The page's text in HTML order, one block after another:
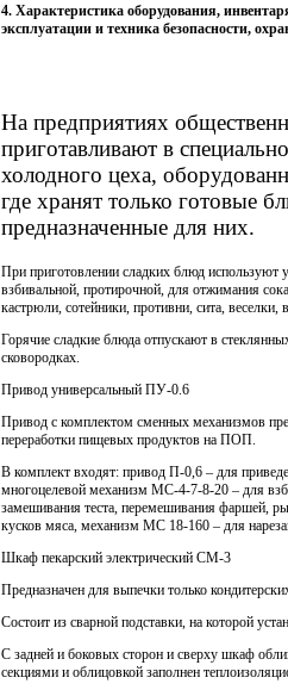
4. Характеристика оборудования,
эксплуатации и техника безопасности,
На предприятиях
приготавливают в
холодного цеха,
где хранят только готовые
предназначенные для них.
При приготовлении сладких блюд
взбивальной, протирочной, для отжимания
кастрюли, сотейники, противни, сита,
Горячие сладкие блюда отпускают в
сковородках.
Привод универсальный ПУ-0.6
Привод с комплектом сменных механизмов
переработки пищевых продуктов на ПОП.
В комплект входят: привод П-0,6 – для
многоцелевой механизм МС-4-7-8-20 – для
замешивания теста, перемешивания фаршей,
кусков мяса, механизм МС 18-160 – для
Шкаф пекарский электрический СМ-3
Предназначен для выпечки только
Состоит из сварной подставки, на которой
С задней и боковых сторон и сверху шкаф
секциями и облицовкой заполнен